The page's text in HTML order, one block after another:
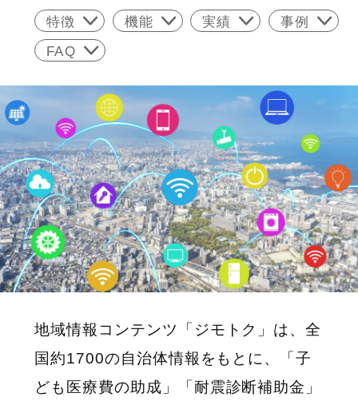
特徴 機能 実績
事例
FAQ
地域情報コンテンツ「ジモトク」は、全
国約1700の自治体情報をもとに、「子
ども医療費の助成」「耐震診断補助金」